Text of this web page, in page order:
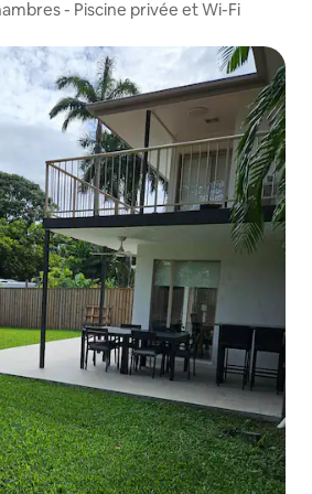
- Piscine privée et Wi-Fi